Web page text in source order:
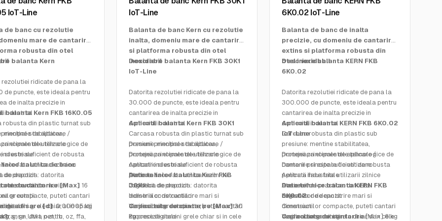
IoT-Line
de banc cu rezolutie
mare de cantarire
robusta din otel
balanta Kern
rezolutiei ridicate de pana la
de puncte, este ideala pentru
de inalta precizie in
industrial
robusta din plastic turnat sub
mentine stabilitatea,
elementele tehnologice de
si este suficient de robusta
face fata utilizarii zilnice
de practica: datorita
de cantarire mari si
compacte, puteti cantari
sarcini grele chiar si in spatii
Utila pentru
balanta Kern FKB 16K0.05
principale de aplicare /
principale de utilizare
de depozit
constructiilor
greutatii
digitale
balanta de banc
de cantarire [Max] 16
de afisare [d]0,00005 kg
kg, g, gn, dwt, ozt, lb, oz, ffa,
IoT-Line
Balanta de banc Kern cu rezolutie
inalta, domeniu mare de cantarire
si platforma robusta din otel
inoxidabil
Descriere balanta Kern FKB 30K1
IoT-Line
Datorita rezolutiei ridicate de pana la
30.000 de puncte, este ideala pentru
cantarirea de inalta precizie in
domeniul industrial
Carcasa robusta din plastic turnat sub
presiune: mentine stabilitatea,
protejeaza elementele tehnologice de
cantarire si este suficient de robusta
pentru a face fata utilizarii zilnice
Deosebit de practica: datorita
domeniilor de cantarire mari si
dimensiunilor compacte, puteti cantari
cu precizie sarcini grele chiar si in cele
Aplicatii balanta Kern FKB 30K1
Domenii principale de aplicare /
Domenii principale de utilizare
Aplicatii industriale
Ateliere
Logistica de depozit
Indistria constructiilor
Verificarea greutatii
Procese digitale
Date tehnice balanta Kern FKB
30K1
Capacitate de cantarire [Max]30
kg
6K0.02 IoT-Line
Balanta de banc de inalta
precizie, cu domeniu de cantarire
extins si platforma robusta din
otel inoxidabil
Descriere balanta KERN FKB
6K0.02
Datorita rezolutiei ridicate de pana la
300.000 de puncte, este ideala pentru
cantarirea de inalta precizie in
domeniul industrial
Carcasa robusta din plastic sub
presiune: mentine stabilitatea,
protejeaza elementele tehnologice de
cantarire si este suficient de robusta
pentru a face fata utilizarii zilnice
Deosebit de practica: datorita
domeniilor de cantarire mari si
dimensiunilor compacte, puteti cantari
cu precizie sarcini grele chiar si in cele
Aplicatii balanta KERN FKB 6K0.02
IoT-Line
Domenii principale de aplicare /
Domenii principale de utilizare
Aplicatii industriale
Ateliere
Logistica de depozit
Constructii
Verificarea greutatii
Date tehnice balanta KERN FKB
6K0.02
Capacitate de cantarire[Max] 6 kg